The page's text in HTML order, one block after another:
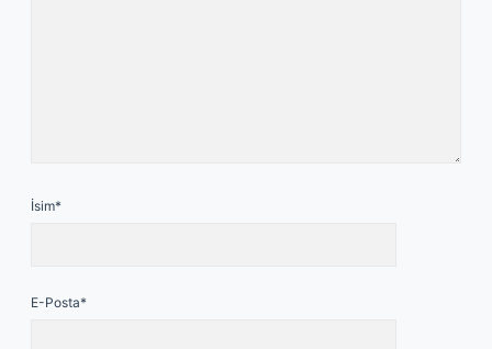
İsim*
E-Posta*